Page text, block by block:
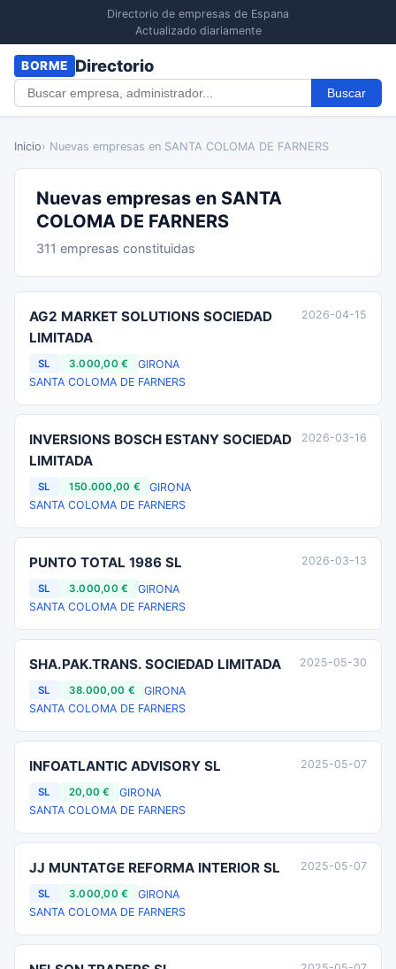
Directorio de empresas de Espana
Actualizado diariamente
BORME Directorio
Buscar
Inicio› Nuevas empresas en SANTA COLOMA DE FARNERS
Nuevas empresas en SANTA
COLOMA DE FARNERS
311 empresas constituidas
AG2 MARKET SOLUTIONS SOCIEDAD
LIMITADA
SL 3.000,00 €
GIRONA
SANTA COLOMA DE FARNERS
2026-04-15
INVERSIONS BOSCH ESTANY SOCIEDAD
LIMITADA
SL 150.000,00 €
GIRONA
SANTA COLOMA DE FARNERS
2026-03-16
PUNTO TOTAL 1986 SL
SL 3.000,00 €
GIRONA
SANTA COLOMA DE FARNERS
2026-03-13
SHA.PAK.TRANS. SOCIEDAD LIMITADA
SL 38.000,00 €
GIRONA
SANTA COLOMA DE FARNERS
2025-05-30
INFOATLANTIC ADVISORY SL
SL 20,00 €
GIRONA
SANTA COLOMA DE FARNERS
2025-05-07
JJ MUNTATGE REFORMA INTERIOR SL
SL 3.000,00 €
GIRONA
SANTA COLOMA DE FARNERS
2025-05-07